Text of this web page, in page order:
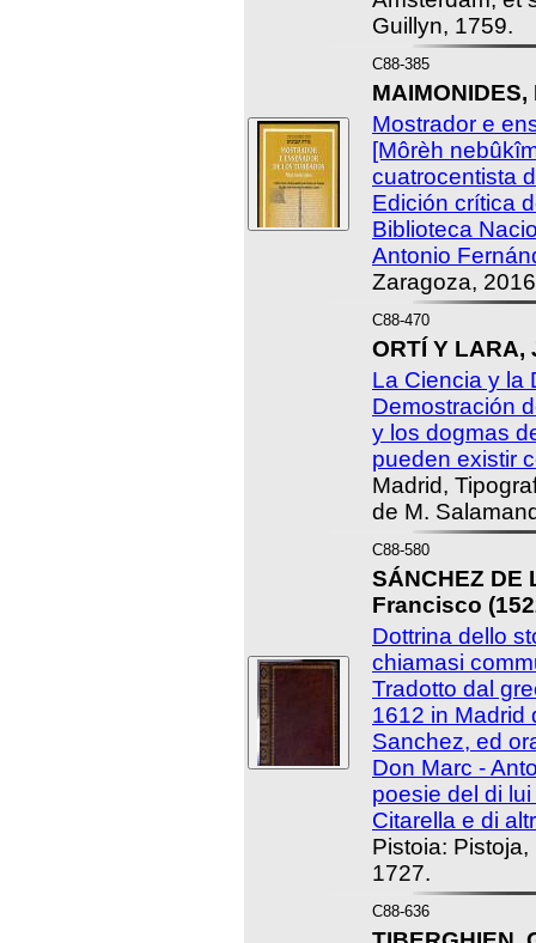
Guillyn, 1759.
C88-385
Mostrador e
[Môrèh
cuatrocentista
Edición crítica
Biblioteca
Antonio
Zaragoza,
C88-470
ORTÍ Y LARA,
La Ciencia y la
Demostración
y los dogmas
pueden existir
Madrid,
de M.
C88-580
SÁNCHEZ DE
Francisco
Dottrina dello
chiamasi
Tradotto dal
1612 in Madrid
Sanchez, ed
Don Marc -
poesie del di
Citarella e di
Pistoia:
1727.
C88-636